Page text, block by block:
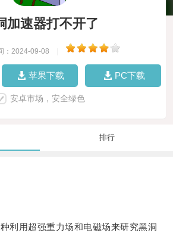
加速器打不开了
：2024-09-08
苹果下载 PC下载
安卓市场，安全绿色
排行
用超强重力场和电磁场来研究黑洞